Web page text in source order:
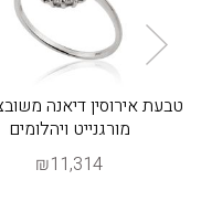
טבעת אירוסין דיאנה
מורגנייט ויהלומים
₪11,314